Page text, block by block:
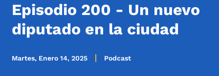
Episodio 200 - Un nuevo
diputado en la ciudad
Martes, Enero 14, 2025 Podcast